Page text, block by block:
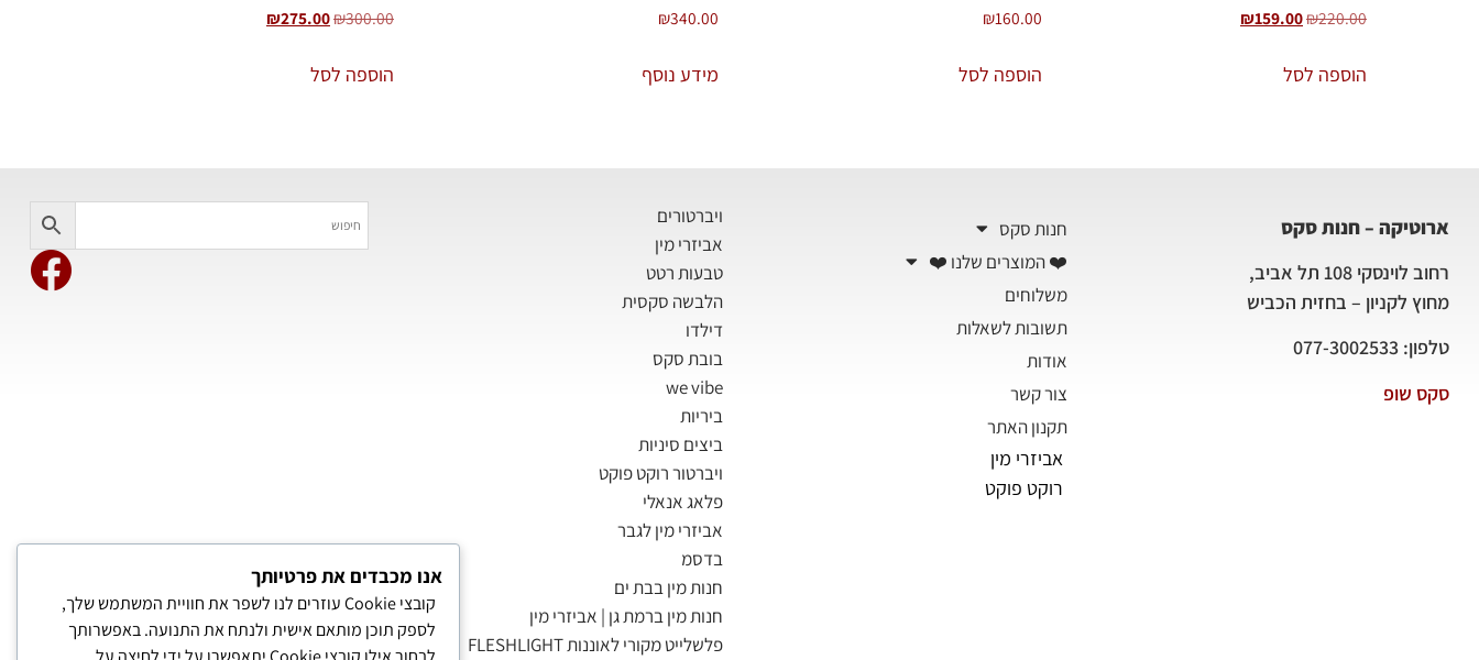
₪220.00
₪159.00
הוספה לסל
₪160.00
הוספה לסל
₪340.00
מידע נוסף
₪300.00
₪275.00
הוספה לסל
ארוטיקה – חנות סקס
רחוב לוינסקי 108 תל אביב,
מחוץ לקניון – בחזית הכביש
טלפון: 077-3002533
סקס שופ
חנות סקס
❤️ המוצרים שלנו ❤️
משלוחים
תשובות לשאלות
אודות
צור קשר
תקנון האתר
אביזרי מין
רוקט פוקט
ויברטורים
אביזרי מין
טבעות רטט
הלבשה סקסית
דילדו
בובת סקס
we vibe
ביריות
ביצים סיניות
ויברטור רוקט פוקט
פלאג אנאלי
אביזרי מין לגבר
בדסמ
חנות מין בבת ים
חנות מין ברמת גן | אביזרי מין
פלשלייט מקורי לאוננות FLESHLIGHT
אנו מכבדים את פרטיותך
קובצי Cookie עוזרים לנו לשפר את חוויית המשתמש שלך,
לספק תוכן מותאם אישית ולנתח את התנועה. באפשרותך